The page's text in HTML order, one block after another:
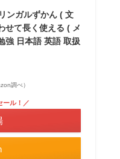
ンガルずかん ( 文
せて長く使える ( メ
強 日本語 英語 取扱
調べ）
ール！／